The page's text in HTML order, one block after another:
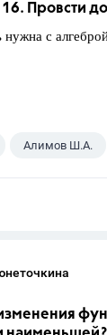
Провсти
с
Алимов Ш.А.